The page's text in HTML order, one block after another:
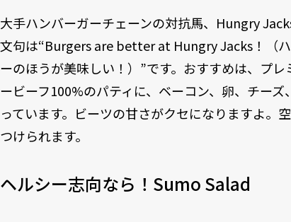
大手ハンバーガーチェーンの対抗馬、Hungry
文句は“Burgers are better at Hungry Jacks！（
ーのほうが美味しい！）”です。おすすめは、プ
ービーフ100%のパティに、ベーコン、卵、チー
っています。ビーツの甘さがクセになりますよ。
つけられます。
ヘルシー志向なら！Sumo Salad